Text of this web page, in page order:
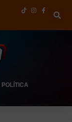
POLÍTICA